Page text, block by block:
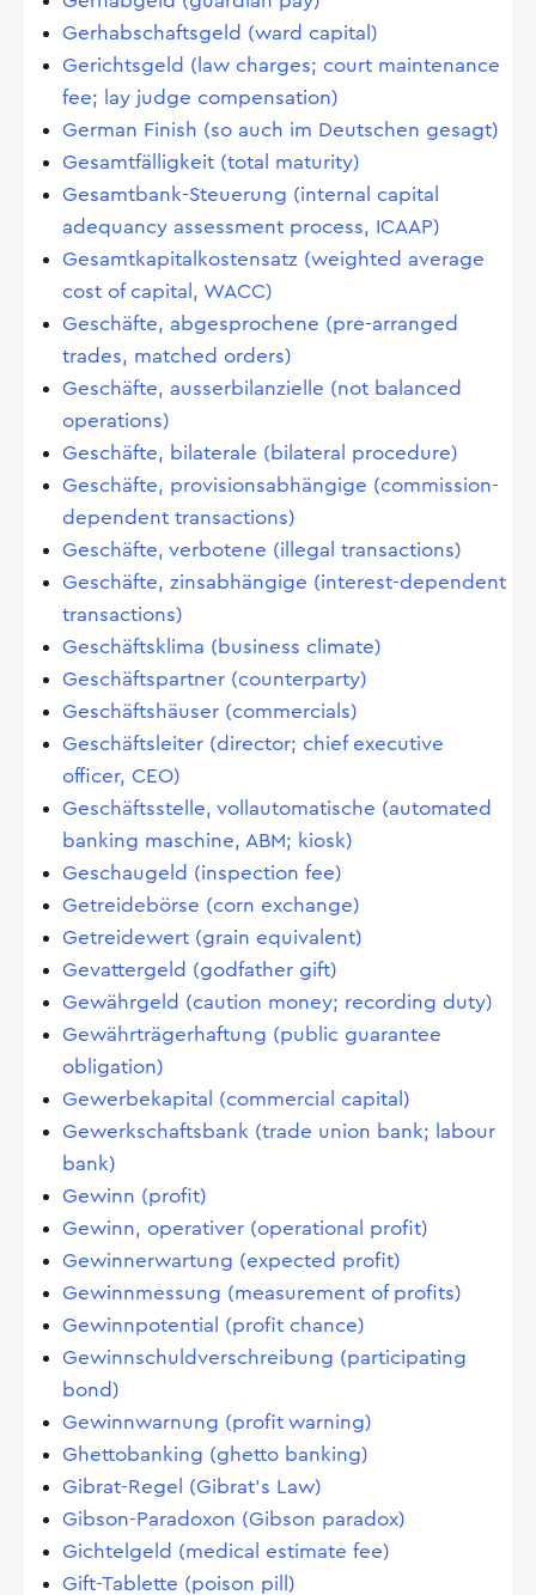
Gerhabschaftsgeld (ward capital)
Gerichtsgeld (law charges; court maintenance
fee; lay judge compensation)
German Finish (so auch im Deutschen gesagt)
Gesamtfälligkeit (total maturity)
Gesamtbank-Steuerung (internal capital
adequancy assessment process, ICAAP)
Gesamtkapitalkostensatz (weighted average
cost of capital, WACC)
Geschäfte, abgesprochene (pre-arranged
trades, matched orders)
Geschäfte, ausserbilanzielle (not balanced
operations)
Geschäfte, bilaterale (bilateral procedure)
Geschäfte, provisionsabhängige (commission-
dependent transactions)
Geschäfte, verbotene (illegal transactions)
Geschäfte, zinsabhängige (interest-dependent
transactions)
Geschäftsklima (business climate)
Geschäftspartner (counterparty)
Geschäftshäuser (commercials)
Geschäftsleiter (director; chief executive
officer, CEO)
Geschäftsstelle, vollautomatische (automated
banking maschine, ABM; kiosk)
Geschaugeld (inspection fee)
Getreidebörse (corn exchange)
Getreidewert (grain equivalent)
Gevattergeld (godfather gift)
Gewährgeld (caution money; recording duty)
Gewährträgerhaftung (public guarantee
obligation)
Gewerbekapital (commercial capital)
Gewerkschaftsbank (trade union bank; labour
bank)
Gewinn (profit)
Gewinn, operativer (operational profit)
Gewinnerwartung (expected profit)
Gewinnmessung (measurement of profits)
Gewinnpotential (profit chance)
Gewinnschuldverschreibung (participating
bond)
Gewinnwarnung (profit warning)
Ghettobanking (ghetto banking)
Gibrat-Regel (Gibrat's Law)
Gibson-Paradoxon (Gibson paradox)
Gichtelgeld (medical estimate fee)
Gift-Tablette (poison pill)